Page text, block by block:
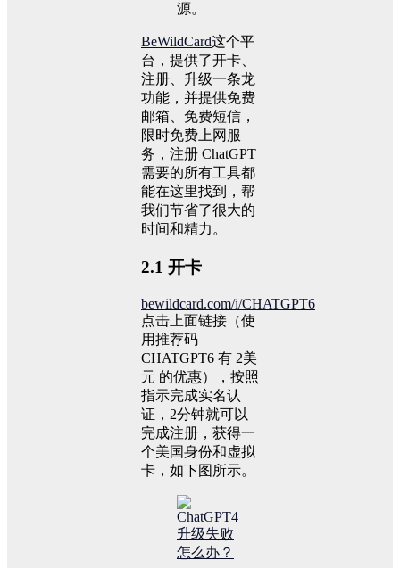
源。
BeWildCard这个平
台，提供了开卡、
注册、升级一条龙
功能，并提供免费
邮箱、免费短信，
限时免费上网服
务，注册 ChatGPT
需要的所有工具都
能在这里找到，帮
我们节省了很大的
时间和精力。
2.1 开卡
bewildcard.com/i/CHATGPT6
点击上面链接（使
用推荐码
CHATGPT6 有 2美
元 的优惠），按照
指示完成实名认
证，2分钟就可以
完成注册，获得一
个美国身份和虚拟
卡，如下图所示。